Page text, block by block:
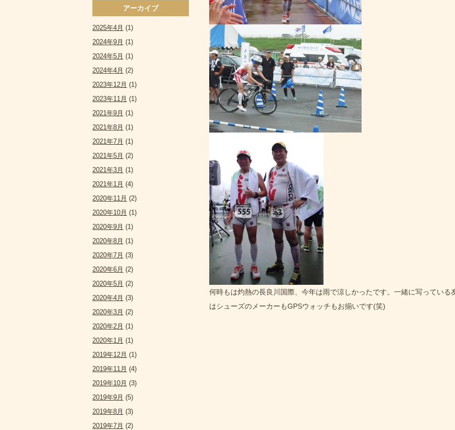
何時もは灼熱の長良川国際、今年は雨で涼しかったです。一緒に写っている
はシューズのメーカーもGPSウォッチもお揃いです(笑)
アーカイブ
2025年4月 (1)
2024年9月 (1)
2024年5月 (1)
2024年4月 (2)
2023年12月 (1)
2023年11月 (1)
2021年9月 (1)
2021年8月 (1)
2021年7月 (1)
2021年5月 (2)
2021年3月 (1)
2021年1月 (4)
2020年11月 (2)
2020年10月 (1)
2020年9月 (1)
2020年8月 (1)
2020年7月 (3)
2020年6月 (2)
2020年5月 (2)
2020年4月 (3)
2020年3月 (2)
2020年2月 (1)
2020年1月 (1)
2019年12月 (1)
2019年11月 (4)
2019年10月 (3)
2019年9月 (5)
2019年8月 (3)
2019年7月 (2)